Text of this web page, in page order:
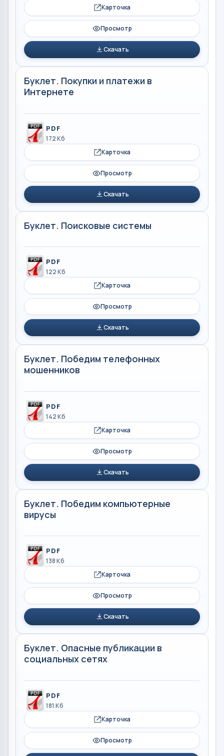
Карточка
Просмотр
Скачать
Буклет. Покупки и платежи в
Интернете
PDF
172 Кб
Карточка
Просмотр
Скачать
Буклет. Поисковые системы
PDF
122 Кб
Карточка
Просмотр
Скачать
Буклет. Победим телефонных
мошенников
PDF
142 Кб
Карточка
Просмотр
Скачать
Буклет. Победим компьютерные
вирусы
PDF
138 Кб
Карточка
Просмотр
Скачать
Буклет. Опасные публикации в
социальных сетях
PDF
181 Кб
Карточка
Просмотр